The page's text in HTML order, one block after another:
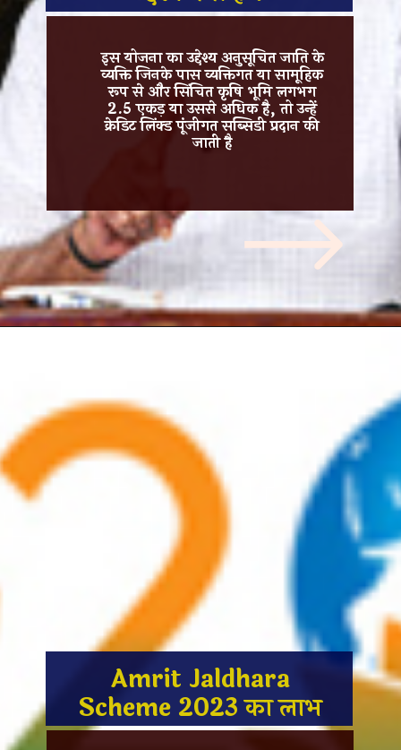
इस योजना का उद्देश्य अनुसूचित जाति के
व्यक्ति जिनके पास व्यक्तिगत या सामूहिक
रूप से और सिंचित कृषि भूमि लगभग
2.5 एकड़ या उससे अधिक है, तो उन्हें
क्रेडिट लिंक्ड पूंजीगत सब्सिडी प्रदान की
जाती है
Amrit Jaldhara
Scheme 2023 का लाभ